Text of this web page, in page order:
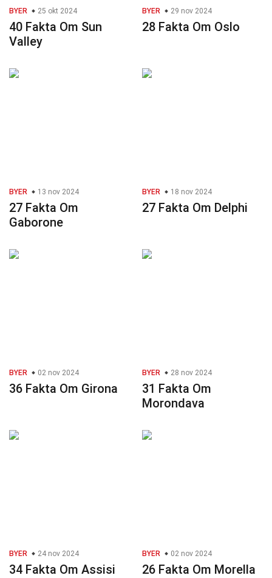
BYER 25 okt 2024
40 Fakta Om Sun
Valley
BYER 29 nov 2024
28 Fakta Om Oslo
BYER 13 nov 2024
27 Fakta Om
Gaborone
BYER 18 nov 2024
27 Fakta Om Delphi
BYER 02 nov 2024
36 Fakta Om Girona
BYER 28 nov 2024
31 Fakta Om
Morondava
BYER 24 nov 2024
34 Fakta Om Assisi
BYER 02 nov 2024
26 Fakta Om Morella